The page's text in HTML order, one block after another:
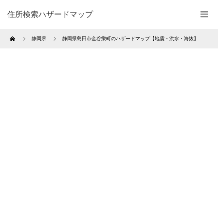
住所検索ハザードマップ
Home 静岡県 静岡県島田市金谷栄町のハザードマップ【地震・洪水・海抜】